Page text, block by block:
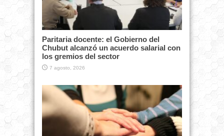
Paritaria docente: el Gobierno del
Chubut alcanzó un acuerdo salarial con
los gremios del sector
7 agosto, 2026